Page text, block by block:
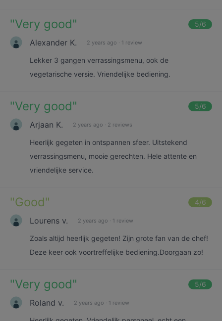
"Very good" 5/6
Alexander K. 2 years ago · 1 review
Lekker 3 gangen verrassingsmenu, ook de
vegetarische versie. Vriendelijke bediening.
"Very good" 5/6
Arjaan K. 2 years ago · 2 reviews
Heerlijk gegeten in ontspannen sfeer. Uitstekend
verrassingsmenu, mooie gerechten. Hele attente en
vriendelijke service.
"Good" 4/6
Lourens v. 2 years ago · 1 review
Zoals altijd heerlijk gegeten! Zijn grote fan van de chef!
Deze keer ook voortreffelijke bediening.Doorgaan zo!
"Very good" 5/6
Roland v. 2 years ago · 1 review